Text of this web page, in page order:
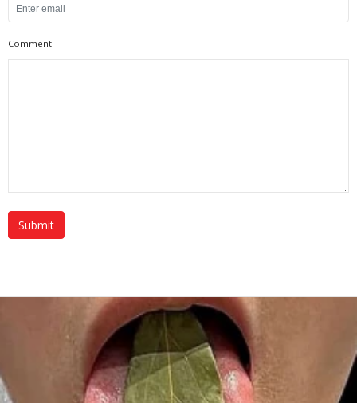
Comment